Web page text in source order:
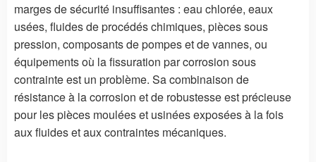
marges de sécurité insuffisantes : eau chlorée, eaux
usées, fluides de procédés chimiques, pièces sous
pression, composants de pompes et de vannes, ou
équipements où la fissuration par corrosion sous
contrainte est un problème. Sa combinaison de
résistance à la corrosion et de robustesse est précieuse
pour les pièces moulées et usinées exposées à la fois
aux fluides et aux contraintes mécaniques.